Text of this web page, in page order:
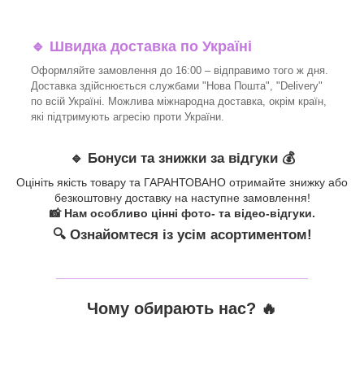
🔹 Швидка доставка по Україні
Оформляйте замовлення до 16:00 – відправимо того ж дня.
Доставка здійснюється службами "Нова Пошта", "Delivery"
по всій Україні. Можлива міжнародна доставка, окрім країн,
які підтримують агресію проти України.
🔹 Бонуси та знижки за відгуки 💰
Оцініть якість товару та ГАРАНТОВАНО отримайте знижку або
безкоштовну доставку на наступне замовлення!
📸 Нам особливо цінні фото- та відео-відгуки.
🔍 Ознайомтеся із усім асортиментом!
Чому обирають нас? 🔥